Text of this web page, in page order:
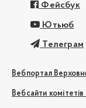
Фейсбук
Ютьюб
Телеграм
Вебпортал
Вебсайти